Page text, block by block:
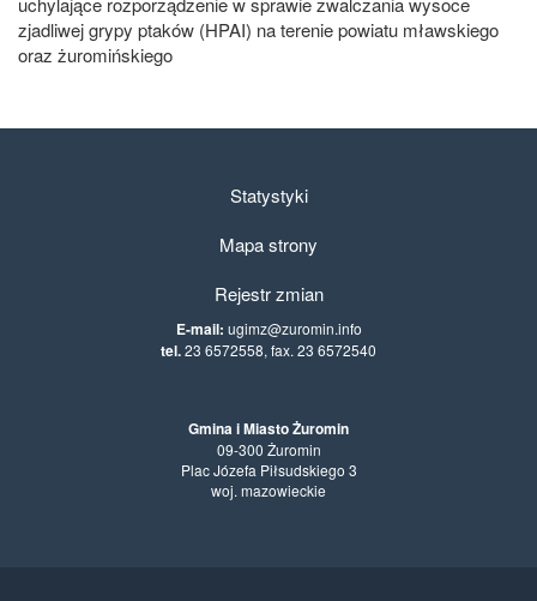
zjadliwej grypy ptaków (HPAI) na terenie powiatu mławskiego
oraz żuromińskiego
Statystyki
Mapa strony
Rejestr zmian
E-mail: ugimz@zuromin.info
tel.23 6572558, fax. 23 6572540
Gmina i Miasto Żuromin
09-300 Żuromin
Plac Józefa Piłsudskiego 3
woj. mazowieckie